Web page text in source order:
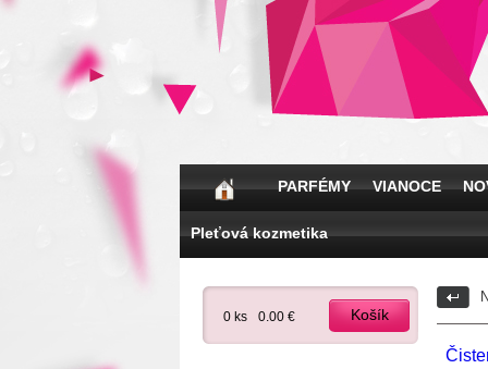
PARFÉMY VIANOCE
Pleťová kozmetika
0 ks 0.00 € Košík